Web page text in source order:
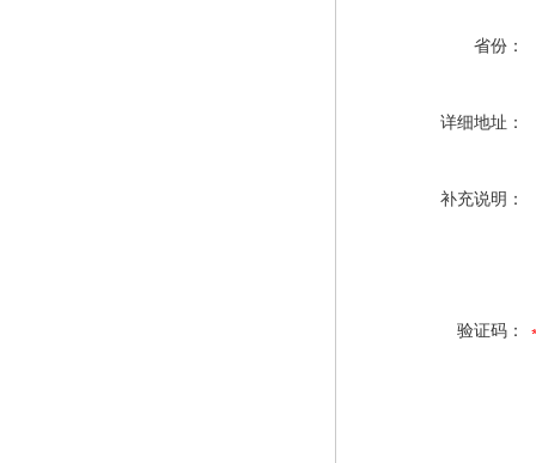
省份：
详细地址：
补充说明：
验证码：